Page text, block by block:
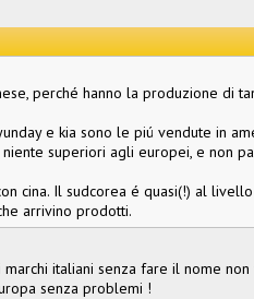
perché hanno la produzione di
e kia sono le piú vendute in
superiori agli europei, e non
cina. Il sudcorea é quasi(!) al
arrivino prodotti.
italiani senza fare il nome
senza problemi !